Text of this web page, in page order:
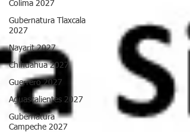
Colima 2027
Gubernatura Tlaxcala
2027
Nayarit 2027
Chihuahua 2027
Guerrero 2027
Aguascalientes 2027
Gubernatura
Campeche 2027